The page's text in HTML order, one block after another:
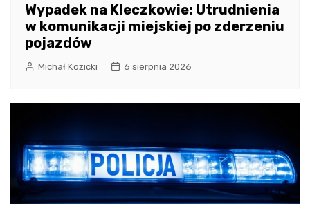
Wypadek na Kleczkowie: Utrudnienia
w komunikacji miejskiej po zderzeniu
pojazdów
Michał Kozicki 6 sierpnia 2026